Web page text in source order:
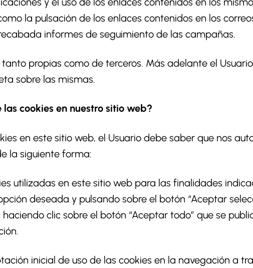
la pulsación de los enlaces contenidos en los
informes de seguimiento de las campañas.
propias como de terceros. Más adelante el
sobre las mismas.
cookies en nuestro sitio web?
en este sitio web, el Usuario debe saber que nos
la siguiente forma:
utilizadas en este sitio web para las finalidades
deseada y pulsando sobre el botón “Aceptar
clic sobre el botón “Aceptar todo” que se
inicial de uso de las cookies en la navegación a